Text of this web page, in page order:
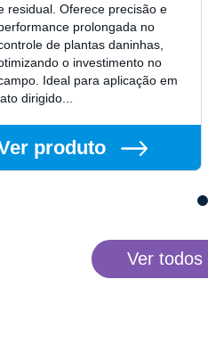
residual. Oferece precisão e
prolongada no
de plantas daninhas,
o investimento no
Ideal para aplicação em
dirigido...
produto
Ver